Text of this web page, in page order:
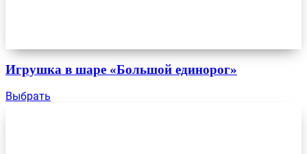
Игрушка в шаре «Большой единорог»
Выбрать